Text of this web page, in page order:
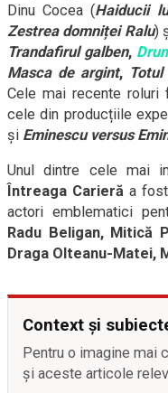
Dinu Cocea (Haiducii
Zestrea domniței Ralu)
Trandafirul galben,
Masca de argint,
Cele mai recente roluri
cele din producțiile
și Eminescu versus
Unul dintre cele mai
Întreaga Carieră a
actori emblematici
Radu Beligan, Mitică
Draga Olteanu-Matei,
Context și
Pentru o imagine mai
și aceste articole